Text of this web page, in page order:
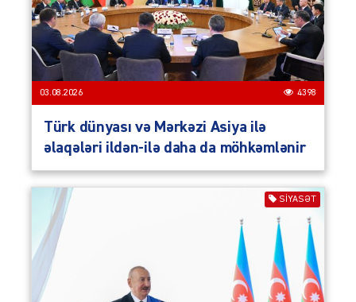
03.08.2026 4398
Türk dünyası və Mərkəzi Asiya ilə
əlaqələri ildən-ilə daha da möhkəmlənir
SIYASƏT